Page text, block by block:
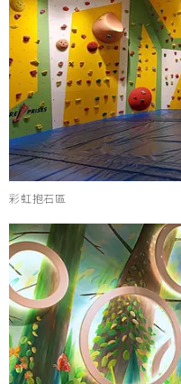
彩虹抱石區